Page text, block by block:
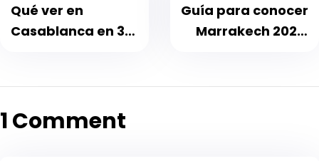
Qué ver en
Casablanca en 3
Guía para conocer
Marrakech 2026:
magia
1 Comment